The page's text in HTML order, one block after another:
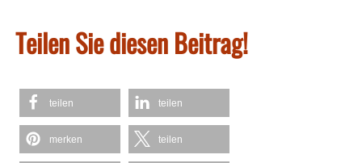
Teilen Sie diesen Beitrag!
teilen teilen
merken teilen